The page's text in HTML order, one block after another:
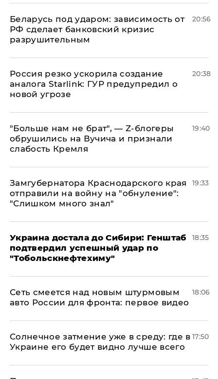
Беларусь под ударом: зависимость от
РФ сделает банковский кризис
разрушительным
20:56
​Россия резко ускорила создание
аналога Starlink: ГУР предупредил о
новой угрозе
20:38
​"Больше нам не брат", — Z-блогеры
обрушились на Вучича и признали
слабость Кремля
19:40
Замгубернатора Краснодарского края
отправили на войну на "обнуление":
"Слишком много знал"
19:33
Украина достала до Сибири: Генштаб
подтвердил успешный удар по
"Тобольскнефтехиму"
18:35
Сеть смеется над новым штурмовым
авто России для фронта: первое видео
18:06
​Солнечное затмение уже в среду: где в
Украине его будет видно лучше всего
17:50